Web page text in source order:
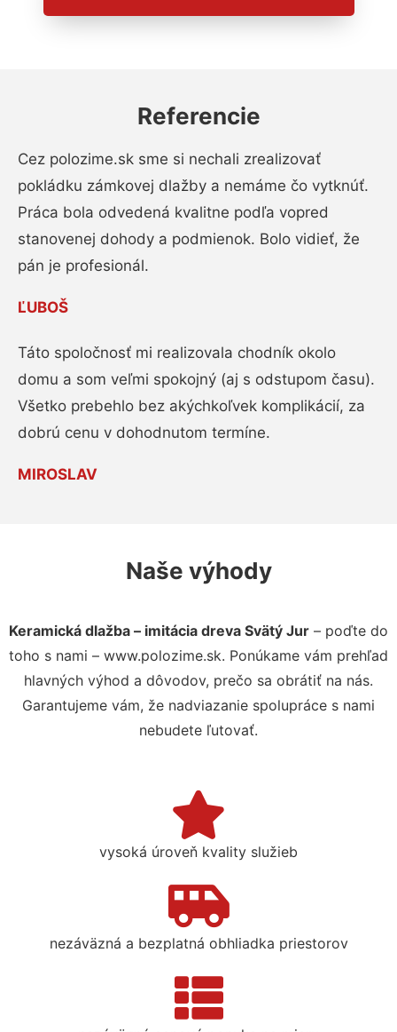
Referencie
Cez polozime.sk sme si nechali zrealizovať
pokládku zámkovej dlažby a nemáme čo vytknúť.
Práca bola odvedená kvalitne podľa vopred
stanovenej dohody a podmienok. Bolo vidieť, že
pán je profesionál.
ĽUBOŠ
Táto spoločnosť mi realizovala chodník okolo
domu a som veľmi spokojný (aj s odstupom času).
Všetko prebehlo bez akýchkoľvek komplikácií, za
dobrú cenu v dohodnutom termíne.
MIROSLAV
Naše výhody
Keramická dlažba – imitácia dreva Svätý Jur – poďte do
toho s nami – www.polozime.sk. Ponúkame vám prehľad
hlavných výhod a dôvodov, prečo sa obrátiť na nás.
Garantujeme vám, že nadviazanie spolupráce s nami
nebudete ľutovať.
vysoká úroveň kvality služieb
nezáväzná a bezplatná obhliadka priestorov